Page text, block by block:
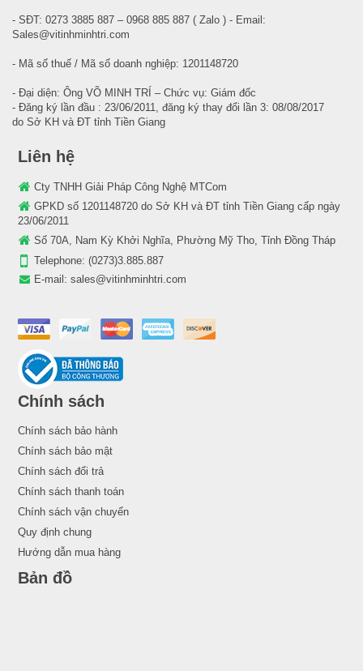
- SĐT: 0273 3885 887 – 0968 885 887 ( Zalo ) - Email:
Sales@vitinhminhtri.com
- Mã số thuế / Mã số doanh nghiệp: 1201148720
- Đại diện: Ông VÕ MINH TRÍ – Chức vụ: Giám đốc
- Đăng ký lần đầu : 23/06/2011, đăng ký thay đổi lần 3: 08/08/2017
do Sở KH và ĐT tỉnh Tiền Giang
Liên hệ
Cty TNHH Giải Pháp Công Nghệ MTCom
GPKD số 1201148720 do Sở KH và ĐT tỉnh Tiền Giang cấp ngày
23/06/2011
Số 70A, Nam Kỳ Khởi Nghĩa, Phường Mỹ Tho, Tỉnh Đồng Tháp
Telephone: (0273)3.885.887
E-mail: sales@vitinhminhtri.com
Chính sách
Chính sách bảo hành
Chính sách bảo mật
Chính sách đổi trả
Chính sách thanh toán
Chính sách vận chuyển
Quy định chung
Hướng dẫn mua hàng
Bản đồ